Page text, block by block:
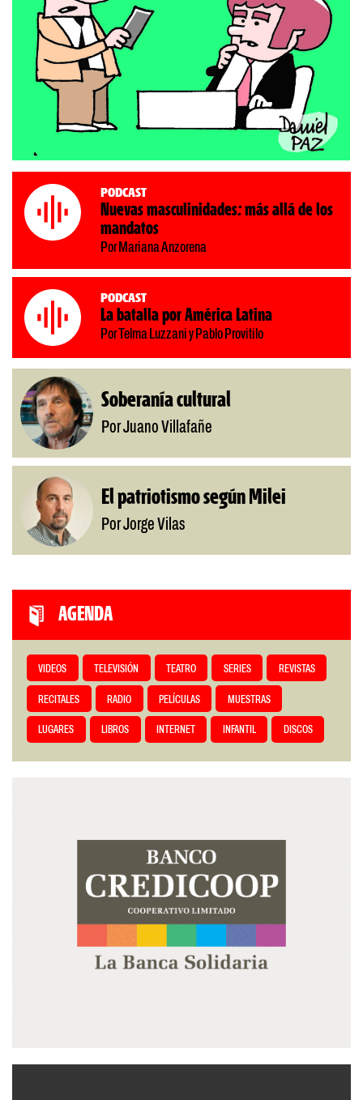
Podcast
Nuevas masculinidades: más allá de los
mandatos
Por Mariana Anzorena
Podcast
La batalla por América Latina
Por Telma Luzzani y Pablo Provitilo
Soberanía cultural
Por Juano Villafañe
El patriotismo según Milei
Por Jorge Vilas
AGENDA
VIDEOS TELEVISIÓN TEATRO SERIES REVISTAS
RECITALES RADIO PELÍCULAS MUESTRAS
LUGARES LIBROS INTERNET INFANTIL DISCOS